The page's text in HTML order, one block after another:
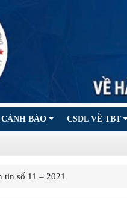
BÁO CSDL VỀ TBT
số 11 – 2021